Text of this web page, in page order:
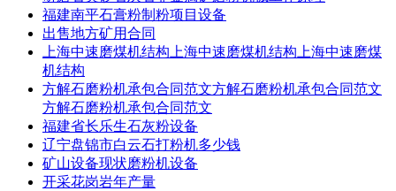
福建南平石膏粉制粉项目设备
出售地方矿用合同
上海中速磨煤机结构上海中速磨煤机结构上海中速磨煤
机结构
方解石磨粉机承包合同范文方解石磨粉机承包合同范文
方解石磨粉机承包合同范文
福建省长乐生石灰粉设备
辽宁盘锦市白云石打粉机多少钱
矿山设备现状磨粉机设备
开采花岗岩年产量